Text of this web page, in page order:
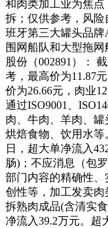
和肉类加工业为焦点
拆；仅供参考，风
班牙第三大罐头品牌
围网船队和大型拖
股份（002891）：
考，最高价为11.87
价为26.66元，肉业
通过ISO9001、
肉、牛肉、羊肉、罐
烘焙食物、饮用水等
日，超大单净流入
肠)；不应消息（包
部门内容的精确性
创性等，加工发卖
拆熟肉成品(含清实
净流入39.2万元。超